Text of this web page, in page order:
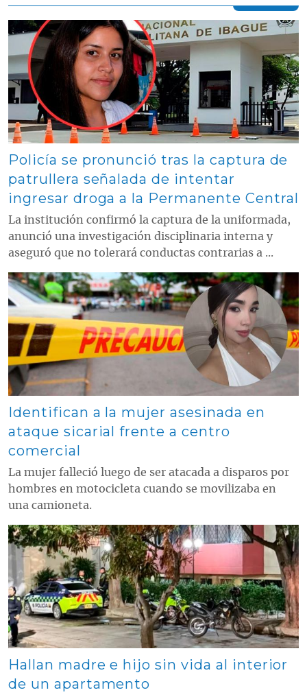
Contenido multimedia principal
Policía se pronunció tras la captura de
patrullera señalada de intentar
ingresar droga a la Permanente Central
La institución confirmó la captura de la uniformada,
anunció una investigación disciplinaria interna y
aseguró que no tolerará conductas contrarias a ...
Contenido multimedia principal
Identifican a la mujer asesinada en
ataque sicarial frente a centro
comercial
La mujer falleció luego de ser atacada a disparos por
hombres en motocicleta cuando se movilizaba en
una camioneta.
Contenido multimedia principal
Hallan madre e hijo sin vida al interior
de un apartamento